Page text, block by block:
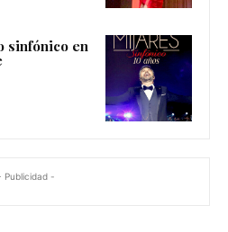
sinfónico en
Publicidad -